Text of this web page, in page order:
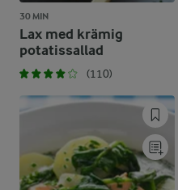
30 MIN
Lax med krämig
potatissallad
(110)